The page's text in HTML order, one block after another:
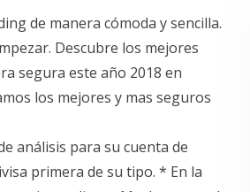
de manera cómoda y sencilla.
Descubre los mejores
segura este año 2018 en
los mejores y mas seguros
análisis para su cuenta de
primera de su tipo. * En la